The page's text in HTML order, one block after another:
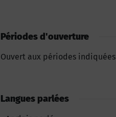
Périodes d'ouverture
Ouvert aux périodes indiquées
Langues parlées